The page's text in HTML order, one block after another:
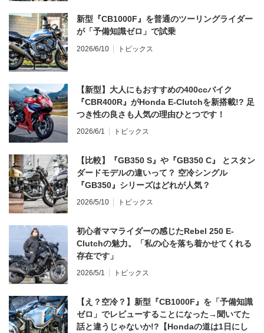
新型『CB1000F』を普通のツーリングライダー
が「予備知識ゼロ」で試乗
2026/6/10 トピックス
【新型】大人にもおすすめの400ccバイク
『CBR400R』がHonda E-Clutchを新搭載!? 足
つき性の良さも人気の理由ひとつです！
2026/6/1 トピックス
【比較】『GB350 S』や『GB350 C』 とスタン
ダードモデルの違いって？ 空冷シングル
『GB350』シリーズはどれが人気？
2026/5/10 トピックス
初心者ママライダーの感じたRebel 250 E-
Clutchの魅力。「私の心を落ち着かせてくれる
存在です」
2026/5/1 トピックス
【え？空冷？】新型『CB1000F』を「予備知識
ゼロ」でレビューすることになった→聞いてた
話と違うじゃないか!?【Hondaの道は1日にし